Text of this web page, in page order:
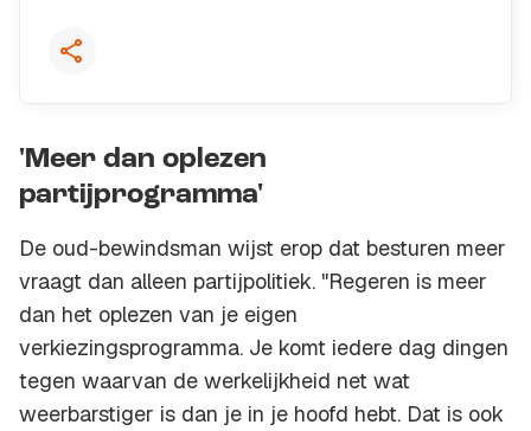
'Meer dan oplezen
partijprogramma'
De oud-bewindsman wijst erop dat besturen meer
vraagt dan alleen partijpolitiek. "Regeren is meer
dan het oplezen van je eigen
verkiezingsprogramma. Je komt iedere dag dingen
tegen waarvan de werkelijkheid net wat
weerbarstiger is dan je in je hoofd hebt. Dat is ook